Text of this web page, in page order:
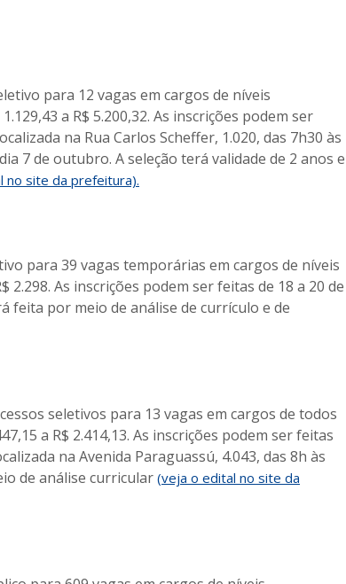
para 12 vagas em cargos de níveis
a R$ 5.200,32. As inscrições podem ser
na Rua Carlos Scheffer, 1.020, das 7h30 às
7 de outubro. A seleção terá validade de 2 anos e
no site da prefeitura).
para 39 vagas temporárias em cargos de níveis
2.298. As inscrições podem ser feitas de 18 a 20 de
feita por meio de análise de currículo e de
seletivos para 13 vagas em cargos de todos
a R$ 2.414,13. As inscrições podem ser feitas
na Avenida Paraguassú, 4.043, das 8h às
de análise curricular(veja o edital no site da